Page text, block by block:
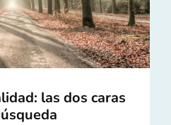
las dos caras